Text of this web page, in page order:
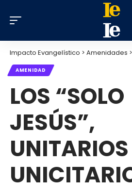
Impacto Evangelístico > Amenidades >
AMENIDAD
LOS “SOLO
JESÚS”,